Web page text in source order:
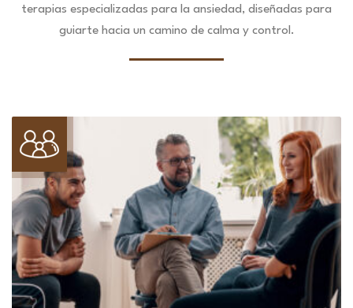
terapias especializadas para la ansiedad, diseñadas para
guiarte hacia un camino de calma y control.